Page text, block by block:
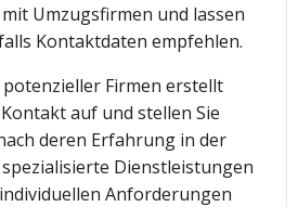
Umzugsfirmen und lassen
Kontaktdaten empfehlen.
potenzieller Firmen erstellt
auf und stellen Sie
deren Erfahrung in der
Dienstleistungen
Anforderungen